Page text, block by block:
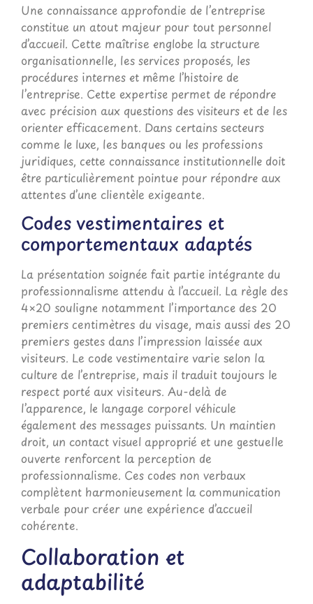
Une connaissance approfondie de l’entreprise
constitue un atout majeur pour tout personnel
d’accueil. Cette maîtrise englobe la structure
organisationnelle, les services proposés, les
procédures internes et même l’histoire de
l’entreprise. Cette expertise permet de répondre
avec précision aux questions des visiteurs et de les
orienter efficacement. Dans certains secteurs
comme le luxe, les banques ou les professions
juridiques, cette connaissance institutionnelle doit
être particulièrement pointue pour répondre aux
attentes d’une clientèle exigeante.
Codes vestimentaires et
comportementaux adaptés
La présentation soignée fait partie intégrante du
professionnalisme attendu à l’accueil. La règle des
4×20 souligne notamment l’importance des 20
premiers centimètres du visage, mais aussi des 20
premiers gestes dans l’impression laissée aux
visiteurs. Le code vestimentaire varie selon la
culture de l’entreprise, mais il traduit toujours le
respect porté aux visiteurs. Au-delà de
l’apparence, le langage corporel véhicule
également des messages puissants. Un maintien
droit, un contact visuel approprié et une gestuelle
ouverte renforcent la perception de
professionnalisme. Ces codes non verbaux
complètent harmonieusement la communication
verbale pour créer une expérience d’accueil
cohérente.
Collaboration et
adaptabilité